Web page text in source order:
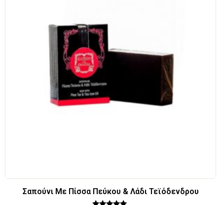
Σαπούνι Με Πίσσα Πεύκου & Λάδι Τεϊόδενδρου